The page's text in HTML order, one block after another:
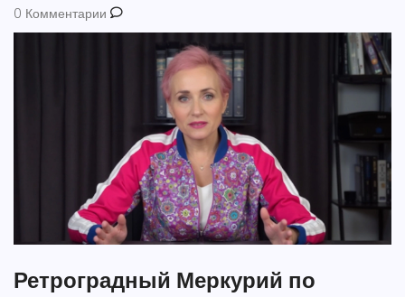
0 Комментарии
Ретроградный Меркурий по